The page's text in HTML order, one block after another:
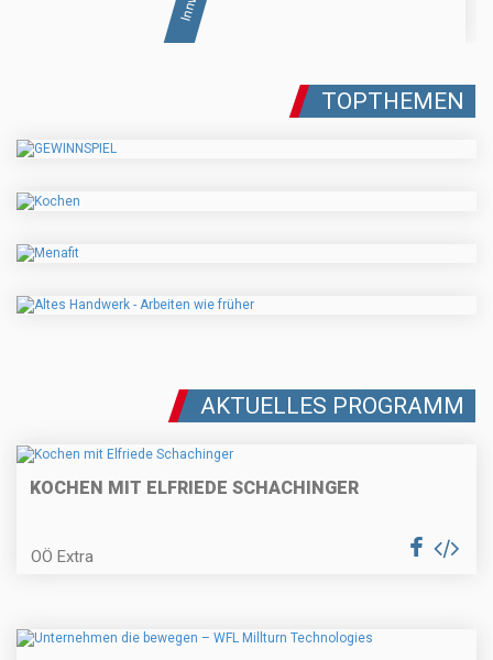
TOPTHEMEN
AKTUELLES PROGRAMM
KOCHEN MIT ELFRIEDE SCHACHINGER
OÖ Extra